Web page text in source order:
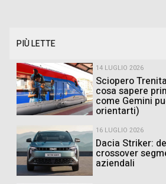
PIÙ LETTE
14 LUGLIO 2026
Sciopero
cosa sapere
come Gemini
orientarti)
16 LUGLIO 2026
Dacia Striker:
crossover
aziendali